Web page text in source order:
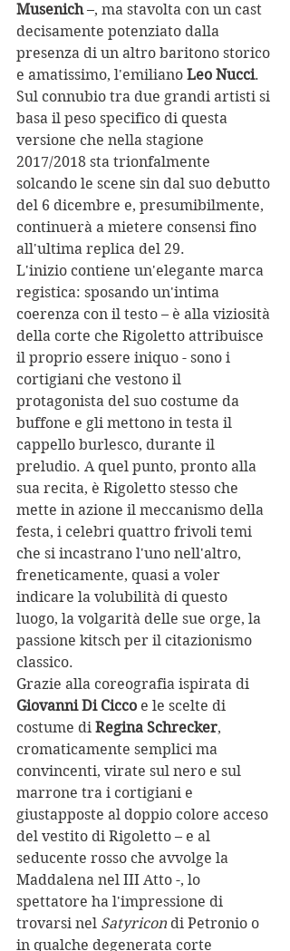
Musenich –, ma stavolta con un cast
decisamente potenziato dalla
presenza di un altro baritono storico
e amatissimo, l'emiliano Leo Nucci.
Sul connubio tra due grandi artisti si
basa il peso specifico di questa
versione che nella stagione
2017/2018 sta trionfalmente
solcando le scene sin dal suo debutto
del 6 dicembre e, presumibilmente,
continuerà a mietere consensi fino
all'ultima replica del 29.
L'inizio contiene un'elegante marca
registica: sposando un'intima
coerenza con il testo – è alla viziosità
della corte che Rigoletto attribuisce
il proprio essere iniquo - sono i
cortigiani che vestono il
protagonista del suo costume da
buffone e gli mettono in testa il
cappello burlesco, durante il
preludio. A quel punto, pronto alla
sua recita, è Rigoletto stesso che
mette in azione il meccanismo della
festa, i celebri quattro frivoli temi
che si incastrano l'uno nell'altro,
freneticamente, quasi a voler
indicare la volubilità di questo
luogo, la volgarità delle sue orge, la
passione kitsch per il citazionismo
classico.
Grazie alla coreografia ispirata di
Giovanni Di Cicco e le scelte di
costume di Regina Schrecker,
cromaticamente semplici ma
convincenti, virate sul nero e sul
marrone tra i cortigiani e
giustapposte al doppio colore acceso
del vestito di Rigoletto – e al
seducente rosso che avvolge la
Maddalena nel III Atto -, lo
spettatore ha l'impressione di
trovarsi nel Satyricon di Petronio o
in qualche degenerata corte